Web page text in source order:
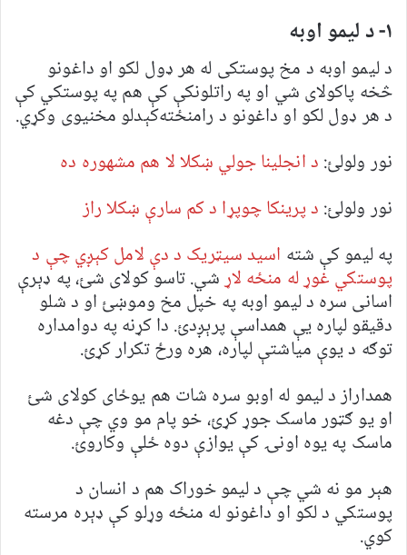
۱- د لیمو اوبه
د لیمو اوبه د مخ پوستکی له هر ډول لکو او داغونو
څخه پاکولای شي او په راتلونکې کې هم په پوستکي کې
د هر ډول لکو او داغونو د رامنځته‌کېدلو مخنیوی وکړي.
نور ولولئ: د انجلینا جولي ښکلا لا هم مشهوره ده
نور ولولئ: د پرینکا چوپړا د کم سارې ښکلا راز
په لیمو کې شته اسید سیټریک د دې لامل کېږي چې د
پوستکي غوړ له منځه لاړشي. تاسو کولای شئ، په ډېرې
اسانی سره د لیمو اوبه په خپل مخ وموښئ او د شلو
دقيقو لپاره یې همداسې پرېږدئ. دا کړنه په دوامداره
توګه د يوې مياشتې لپاره، هره ورځ تکرار کړئ.
همداراز د لیمو له اوبو سره شات هم یوځای کولای شئ
او یو ګټور ماسک جوړ کړئ، خو پام مو وي چې دغه
ماسک په يوه اونۍ کې یوازې دوه ځلې وکاروئ.
هېر مو نه شي چې د لیمو خوراک هم د انسان د
پوستکي د لکو او داغونو له منځه وړلو کې ډېره مرسته
کوي.